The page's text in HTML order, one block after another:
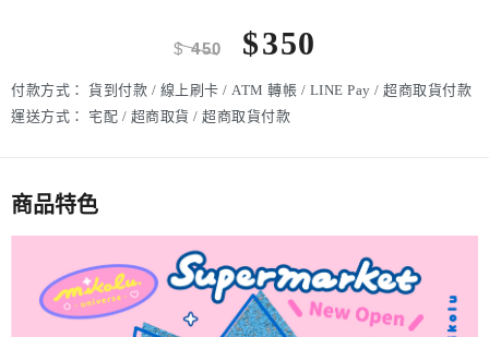
$450 $350
付款方式：
貨到付款 / 線上刷卡 / ATM 轉帳 / LINE Pay / 超商取貨付款
運送方式：
宅配 / 超商取貨 / 超商取貨付款
商品特色